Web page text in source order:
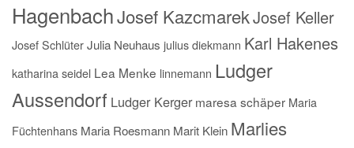
HagenbachJosef KazcmarekJosef Keller
Josef SchlüterJulia Neuhaus julius diekmann Karl Hakenes
katharina seidel Lea Menke linnemann Ludger
Aussendorf Ludger Kerger maresa schäper Maria
Füchtenhans Maria Roesmann Marit Klein Marlies